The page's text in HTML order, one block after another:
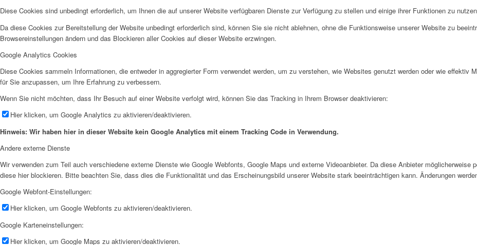
Diese Cookies sind unbedingt erforderlich, um Ihnen die auf unserer Website verfügbaren Dienste zur Verfügung zu stellen und einige ihrer Funktionen zu
Da diese Cookies zur Bereitstellung der Website unbedingt erforderlich sind, können Sie sie nicht ablehnen, ohne die Funktionsweise unserer Website zu
Browsereinstellungen ändern und das Blockieren aller Cookies auf dieser Website erzwingen.
Google Analytics Cookies
Diese Cookies sammeln Informationen, die entweder in aggregierter Form verwendet werden, um zu verstehen, wie Websites genutzt werden oder wie effektiv
für Sie anzupassen, um Ihre Erfahrung zu verbessern.
Wenn Sie nicht möchten, dass Ihr Besuch auf einer Website verfolgt wird, können Sie das Tracking in Ihrem Browser deaktivieren:
Hier klicken, um Google Analytics zu aktivieren/deaktivieren.
Hinweis: Wir haben hier in dieser Website kein Google Analytics mit einem Tracking Code in Verwendung.
Andere externe Dienste
Wir verwenden zum Teil auch verschiedene externe Dienste wie Google Webfonts, Google Maps und externe Videoanbieter. Da diese Anbieter
diese hier blockieren. Bitte beachten Sie, dass dies die Funktionalität und das Erscheinungsbild unserer Website stark beeinträchtigen kann. Änderungen
Google Webfont-Einstellungen:
Hier klicken, um Google Webfonts zu aktivieren/deaktivieren.
Google Karteneinstellungen:
Hier klicken, um Google Maps zu aktivieren/deaktivieren.